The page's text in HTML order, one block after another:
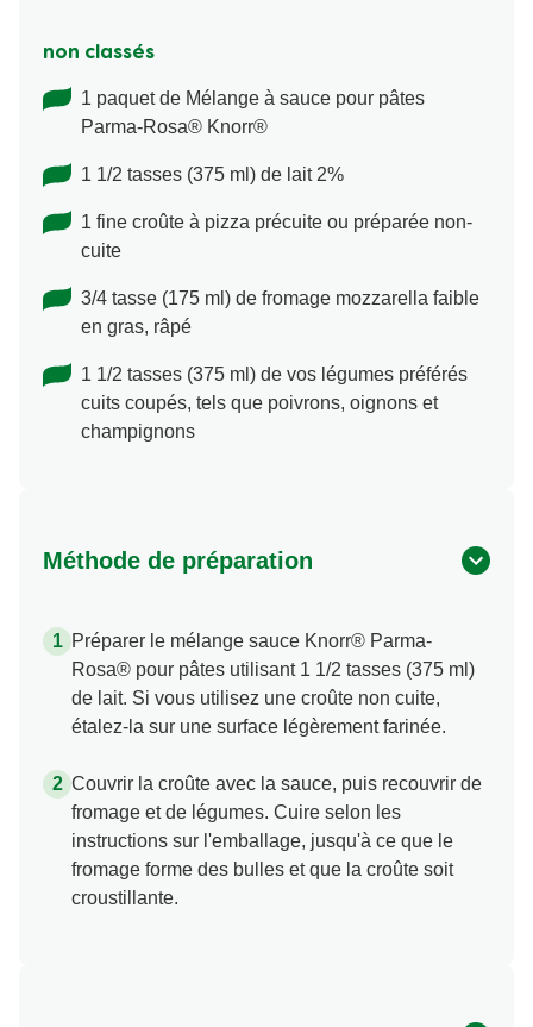
non classés
1 paquet de Mélange à sauce pour pâtes
Parma-Rosa® Knorr®
1 1/2 tasses (375 ml) de lait 2%
1 fine croûte à pizza précuite ou préparée non-
cuite
3/4 tasse (175 ml) de fromage mozzarella faible
en gras, râpé
1 1/2 tasses (375 ml) de vos légumes préférés
cuits coupés, tels que poivrons, oignons et
champignons
Méthode de préparation
Préparer le mélange sauce Knorr® Parma-
Rosa® pour pâtes utilisant 1 1/2 tasses (375 ml)
de lait. Si vous utilisez une croûte non cuite,
étalez-la sur une surface légèrement farinée.
Couvrir la croûte avec la sauce, puis recouvrir de
fromage et de légumes. Cuire selon les
instructions sur l'emballage, jusqu'à ce que le
fromage forme des bulles et que la croûte soit
croustillante.